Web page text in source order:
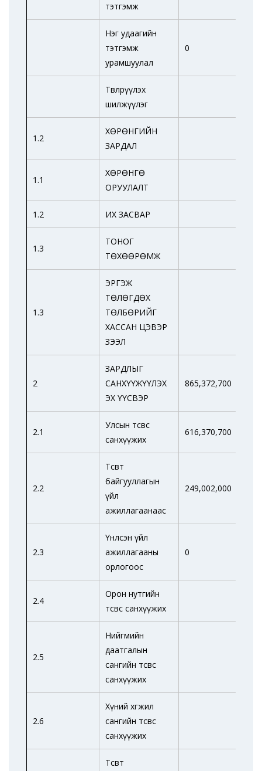
тэтгэмж
Нэг удаагийн
тэтгэмж
урамшуулал
0
Төвлөрүүлэх
шилжүүлэг
1.2
ХӨРӨНГИЙН
ЗАРДАЛ
1.1
ХӨРӨНГӨ
ОРУУЛАЛТ
1.2 ИХ ЗАСВАР
1.3
ТОНОГ
ТӨХӨӨРӨМЖ
1.3
ЭРГЭЖ
ТӨЛӨГДӨХ
ТӨЛБӨРИЙГ
ХАССАН ЦЭВЭР
ЗЭЭЛ
2
ЗАРДЛЫГ
САНХҮҮЖҮҮЛЭХ
ЭХ ҮҮСВЭР
865,372,700
2.1
Улсын төсвөөс
санхүүжих
616,370,700
2.2
Төсөвт
байгууллагын
үйл
ажиллагаанаас
249,002,000
2.3
Үнлсэн үйл
ажиллагааны
орлогоос
0
2.4
Орон нутгийн
төсвөөс санхүүжих
2.5
Нийгмийн
даатгалын
сангийн төсвөөс
санхүүжих
2.6
Хүний хөгжил
сангийн төсвөөс
санхүүжих
Төсөвт